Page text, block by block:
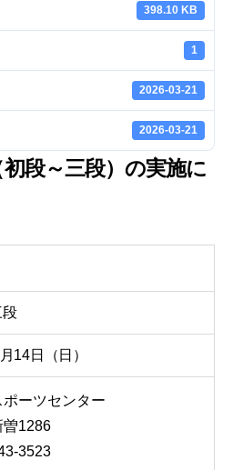
398.10 KB
1
2026-03-21
2026-03-21
段～三段）の実施に
段
14日（日）
ポーツセンター
曽1286
3523